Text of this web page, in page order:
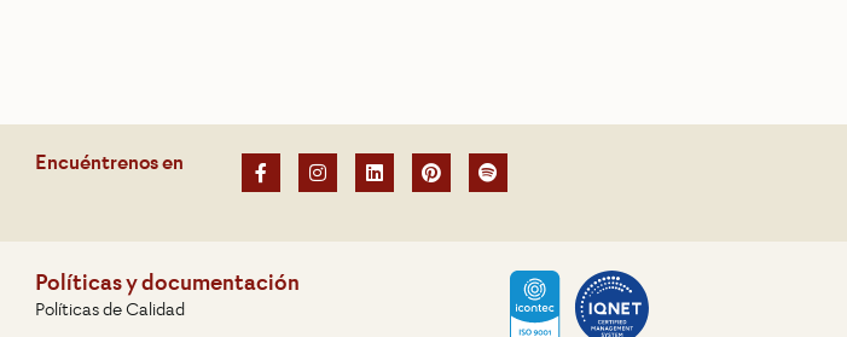
Encuéntrenos en
Políticas y documentación
Políticas de Calidad